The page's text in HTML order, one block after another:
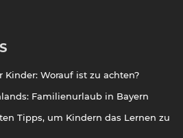
Worauf ist zu achten?
Familienurlaub in Bayern
Tipps, um Kindern das Lernen zu